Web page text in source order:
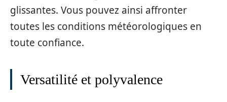
glissantes. Vous pouvez ainsi affronter
toutes les conditions météorologiques en
toute confiance.
Versatilité et polyvalence